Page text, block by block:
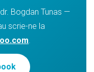
Bogdan Tunas —
scrie-ne la
.